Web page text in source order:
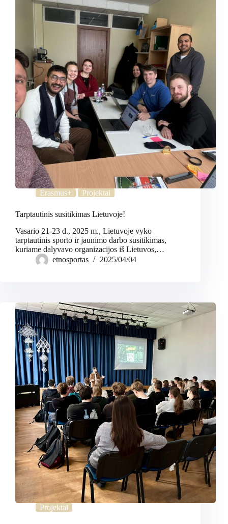
Erasmus+ Projektai
Tarptautinis susitikimas Lietuvoje!
Vasario 21-23 d., 2025 m., Lietuvoje vyko
tarptautinis sporto ir jaunimo darbo susitikimas,
kuriame dalyvavo organizacijos iš Lietuvos,…
etnosportas
2025/04/04
Projektai